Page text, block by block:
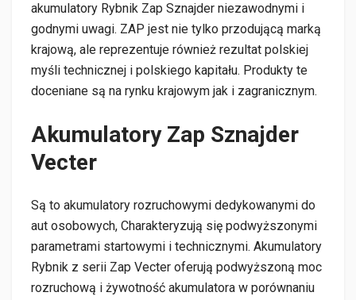
akumulatory Rybnik Zap Sznajder niezawodnymi i
godnymi uwagi. ZAP jest nie tylko przodującą marką
krajową, ale reprezentuje również rezultat polskiej
myśli technicznej i polskiego kapitału. Produkty te
doceniane są na rynku krajowym jak i zagranicznym.
Akumulatory Zap Sznajder
Vecter
Są to akumulatory rozruchowymi dedykowanymi do
aut osobowych, Charakteryzują się podwyższonymi
parametrami startowymi i technicznymi. Akumulatory
Rybnik z serii Zap Vecter oferują podwyższoną moc
rozruchową i żywotność akumulatora w porównaniu